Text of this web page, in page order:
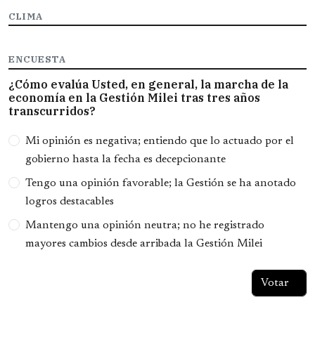
CLIMA
ENCUESTA
¿Cómo evalúa Usted, en general, la marcha de la
economía en la Gestión Milei tras tres años
transcurridos?
Opciones
Mi opinión es negativa; entiendo que lo actuado por el
gobierno hasta la fecha es decepcionante
Tengo una opinión favorable; la Gestión se ha anotado
logros destacables
Mantengo una opinión neutra; no he registrado
mayores cambios desde arribada la Gestión Milei